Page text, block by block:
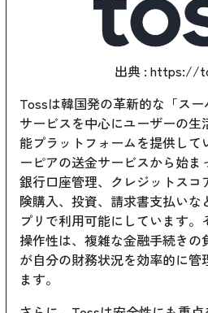
出典 : https://
Tossは韓国発の革新的な「ス
サービスを中心にユーザーの
能プラットフォームを提供して
ーピアの送金サービスから始
銀行口座管理、クレジットス
険購入、投資、請求書支払い
プリで利用可能にしています
操作性は、複雑な金融手続き
が自分の財務状況を効率的に管
ます。